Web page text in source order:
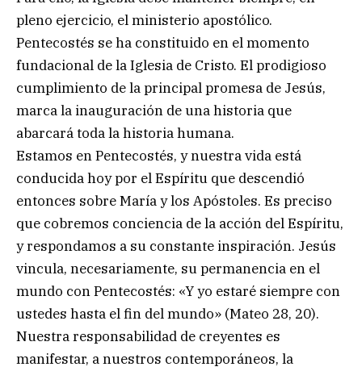
pleno ejercicio, el ministerio apostólico.
Pentecostés se ha constituido en el momento
fundacional de la Iglesia de Cristo. El prodigioso
cumplimiento de la principal promesa de Jesús,
marca la inauguración de una historia que
abarcará toda la historia humana.
Estamos en Pentecostés, y nuestra vida está
conducida hoy por el Espíritu que descendió
entonces sobre María y los Apóstoles. Es preciso
que cobremos conciencia de la acción del Espíritu,
y respondamos a su constante inspiración. Jesús
vincula, necesariamente, su permanencia en el
mundo con Pentecostés: «Y yo estaré siempre con
ustedes hasta el fin del mundo» (Mateo 28, 20).
Nuestra responsabilidad de creyentes es
manifestar, a nuestros contemporáneos, la